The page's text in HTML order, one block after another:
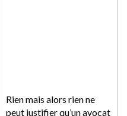
Rien mais alors rien ne
peut justifier qu’un avocat